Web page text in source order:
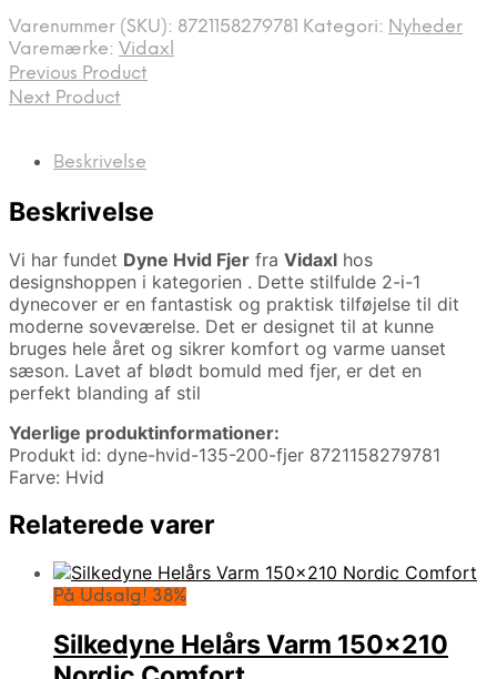
Varenummer (SKU): 8721158279781 Kategori: Nyheder
Varemærke: Vidaxl
Previous Product
Next Product
Beskrivelse
Beskrivelse
Vi har fundet Dyne Hvid Fjer fra Vidaxl hos
designshoppen i kategorien . Dette stilfulde 2-i-1
dynecover er en fantastisk og praktisk tilføjelse til dit
moderne soveværelse. Det er designet til at kunne
bruges hele året og sikrer komfort og varme uanset
sæson. Lavet af blødt bomuld med fjer, er det en
perfekt blanding af stil
Yderlige produktinformationer:
Produkt id: dyne-hvid-135-200-fjer 8721158279781
Farve: Hvid
Relaterede varer
På Udsalg! 38%
Silkedyne Helårs Varm 150×210